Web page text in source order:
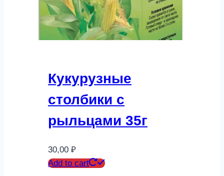
Кукурузные
столбики с
рыльцами 35г
30,00 ₽
Add to cart